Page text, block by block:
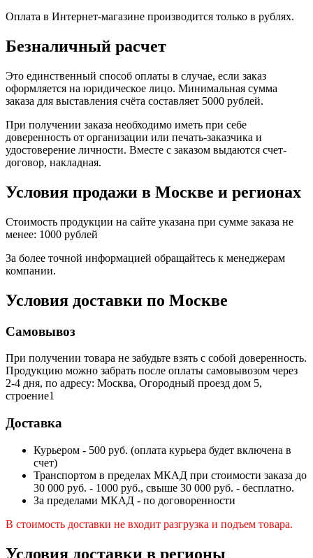
Оплата в Интернет-магазине производится только в рублях.
Безналичный расчет
Это единственный способ оплаты в случае, если заказ
оформляется на юридическое лицо. Минимальная сумма
заказа для выставления счёта составляет 5000 рублей.
При получении заказа необходимо иметь при себе
доверенность от организации или печать-заказчика и
удостоверение личности. Вместе с заказом выдаются счет-
договор, накладная.
Условия продажи в Москве и регионах
Стоимость продукции на сайте указана при сумме заказа не
менее: 1000 рублей
За более точной информацией обращайтесь к менеджерам
компании.
Условия доставки по Москве
Самовывоз
При получении товара не забудьте взять с собой доверенность.
Продукцию можно забрать после оплаты самовывозом через
2-4 дня, по адресу: Москва, Огородный проезд дом 5,
строение1
Доставка
Курьером - 500 руб. (оплата курьера будет включена в
счет)
Транспортом в пределах МКАД при стоимости заказа до
30 000 руб. - 1000 руб., свыше 30 000 руб. - бесплатно.
За пределами МКАД - по договоренности
В стоимость доставки не входит разгрузка и подъем товара.
Условия доставки в регионы